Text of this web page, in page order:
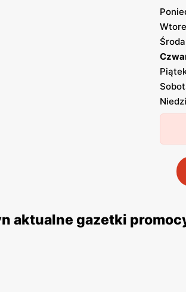
Środa
aktualne gazetki